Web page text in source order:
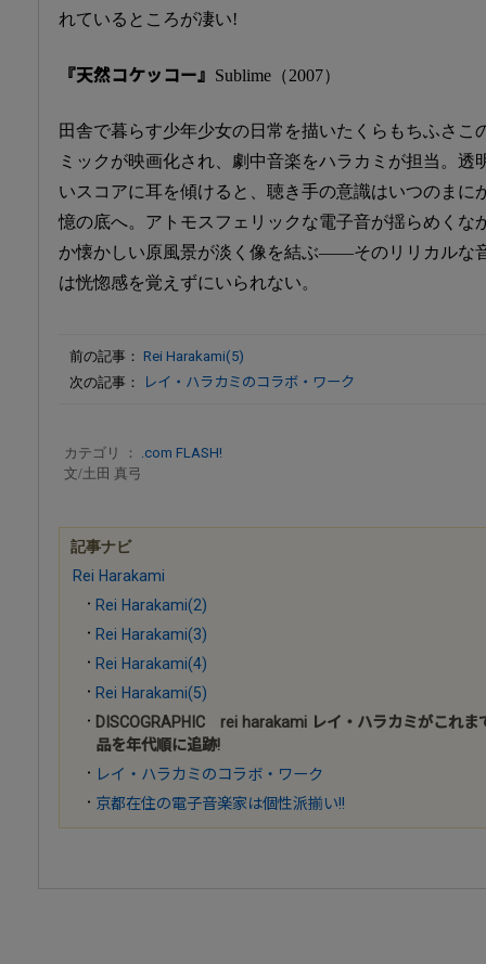
れているところが凄い!
『天然コケッコー』 Sublime（2007）
田舎で暮らす少年少女の日常を描いたくらもちふさこ
ミックが映画化され、劇中音楽をハラカミが担当。透
いスコアに耳を傾けると、聴き手の意識はいつのまに
憶の底へ。アトモスフェリックな電子音が揺らめくな
か懐かしい原風景が淡く像を結ぶ――そのリリカルな
は恍惚感を覚えずにいられない。
前の記事： Rei Harakami(5)
次の記事：
レイ・ハラカミのコラボ・ワーク
カテゴリ ： .com FLASH!
文/土田 真弓
記事ナビ
Rei Harakami
Rei Harakami(2)
Rei Harakami(3)
Rei Harakami(4)
Rei Harakami(5)
DISCOGRAPHIC rei harakami レイ・ハラカミがこれま
品を年代順に追跡!
レイ・ハラカミのコラボ・ワーク
京都在住の電子音楽家は個性派揃い!!